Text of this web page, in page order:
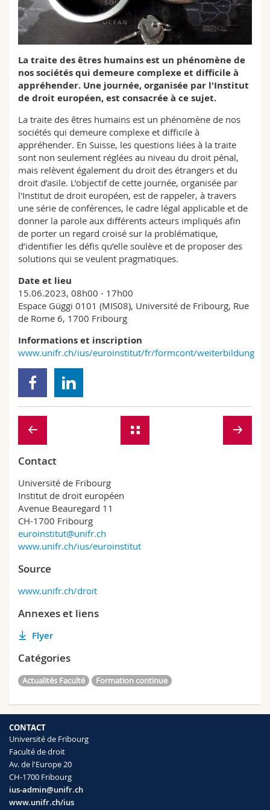
Sciences et médecine
Interfacultaire
Collaborateurs
Webmail
Programme des cours
MyUnifr
La traite des êtres humains est un phénomène de
nos sociétés qui demeure complexe et difficile à
appréhender. Une journée, organisée par l'Institut
de droit européen, est consacrée à ce sujet.
La traite des êtres humains est un phénomène de nos
sociétés qui demeure complexe et difficile à
appréhender. En Suisse, les questions liées à la traite
sont non seulement réglées au niveau du droit pénal,
mais relèvent également du droit des étrangers et du
droit d’asile. L’objectif de cette journée, organisée par
l'Institut de droit européen, est de rappeler, à travers
une série de conférences, le cadre légal applicable et de
donner la parole aux différents acteurs impliqués afin
de porter un regard croisé sur la problématique,
d’identifier les défis qu’elle soulève et de proposer des
solutions qui se veulent pragmatiques.
Date et lieu
15.06.2023, 08h00 - 17h00
Espace Güggi 0101 (MIS08), Université de Fribourg, Rue
de Rome 6, 1700 Fribourg
Informations et inscription
www.unifr.ch/ius/euroinstitut/fr/formcont/weiterbildung
Contact
Université de Fribourg
Institut de droit européen
Avenue Beauregard 11
CH-1700 Fribourg
euroinstitut@unifr.ch
www.unifr.ch/ius/euroinstitut
Source
www.unifr.ch/droit
Annexes et liens
Flyer
Catégories
Actualités Faculté Formation continue
CONTACT
Université de Fribourg
Faculté de droit
Av. de l'Europe 20
CH-1700 Fribourg
ius-admin@unifr.ch
www.unifr.ch/ius